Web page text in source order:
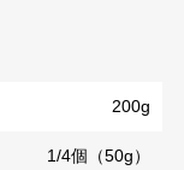
200g
1/4個（50g）